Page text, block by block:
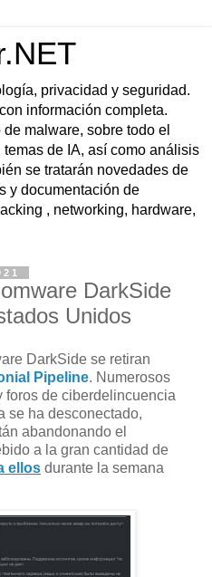
privacidad y seguridad.
información completa.
malware, sobre todo el
de IA, así como análisis
se tratarán novedades de
y documentación de
, networking, hardware,
DarkSide
Unidos
DarkSide se retiran
Pipeline. Numerosos
foros de ciberdelincuencia
se ha desconectado,
abandonando el
a la gran cantidad de
ellos durante la semana